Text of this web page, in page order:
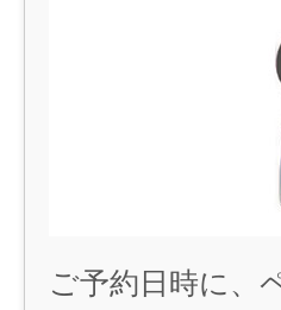
ご予約日時に、